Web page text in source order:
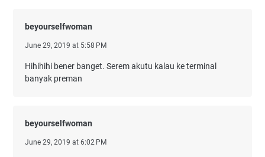
beyourselfwoman
June 29, 2019 at 5:58 PM
Hihihihi bener banget. Serem akutu kalau ke terminal
banyak preman
beyourselfwoman
June 29, 2019 at 6:02 PM